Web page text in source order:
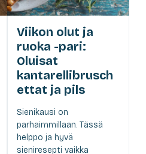
Viikon olut ja
ruoka -pari:
Oluisat
kantarellibrusch
ettat ja pils
Sienikausi on
parhaimmillaan. Tässä
helppo ja hyvä
sieniresepti vaikka